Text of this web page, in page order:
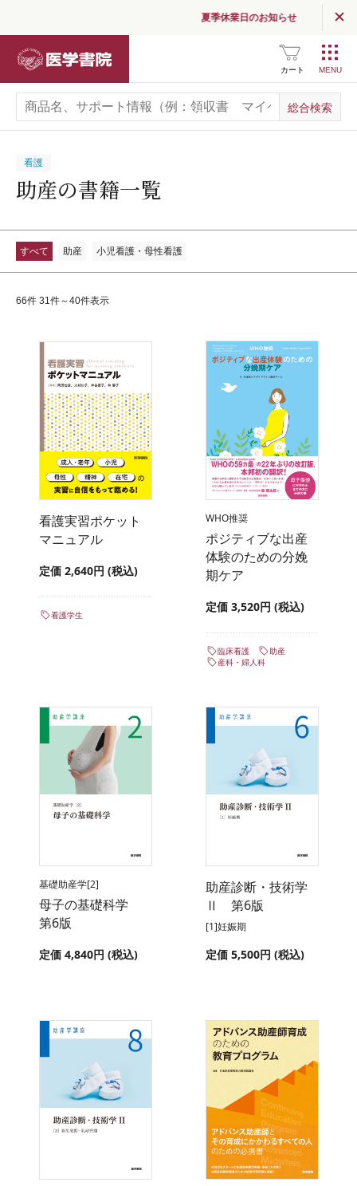
夏季休業日のお知らせ
カート
看護
助産の書籍一覧
すべて 助産 小児看護・母性看護
66件 31件～40件表示
看護実習ポケット
マニュアル
定価 2,640円 (税込)
看護学生
WHO推奨
ポジティブな出産
体験のための分娩
期ケア
定価 3,520円 (税込)
臨床看護
助産
産科・婦人科
基礎助産学[2]
母子の基礎科学
第6版
定価 4,840円 (税込)
助産診断・技術学
Ⅱ 第6版
[1]妊娠期
定価 5,500円 (税込)